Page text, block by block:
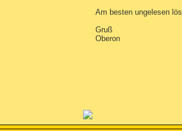
Am besten ungelesen
Gruß
Oberon